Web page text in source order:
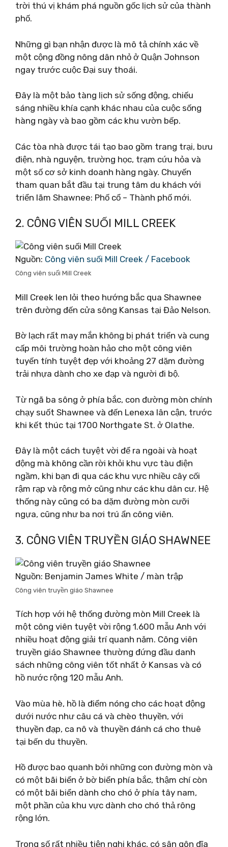
trời thú vị khám phá nguồn gốc lịch sử của thành
phố.
Những gì bạn nhận được là mô tả chính xác về
một cộng đồng nông dân nhỏ ở Quận Johnson
ngay trước cuộc Đại suy thoái.
Đây là một bảo tàng lịch sử sống động, chiếu
sáng nhiều khía cạnh khác nhau của cuộc sống
hàng ngày và bao gồm các khu vườn bếp.
Các tòa nhà được tái tạo bao gồm trang trại, bưu
điện, nhà nguyện, trường học, trạm cứu hỏa và
một số cơ sở kinh doanh hàng ngày. Chuyến
tham quan bắt đầu tại trung tâm du khách với
triển lãm Shawnee: Phố cổ – Thành phố mới.
2. CÔNG VIÊN SUỐI MILL CREEK
Nguồn: Công viên suối Mill Creek / Facebook
Công viên suối Mill Creek
Mill Creek len lỏi theo hướng bắc qua Shawnee
trên đường đến cửa sông Kansas tại Đảo Nelson.
Bờ lạch rất may mắn không bị phát triển và cung
cấp môi trường hoàn hảo cho một công viên
tuyến tính tuyệt đẹp với khoảng 27 dặm đường
trải nhựa dành cho xe đạp và người đi bộ.
Từ ngã ba sông ở phía bắc, con đường mòn chính
chạy suốt Shawnee và đến Lenexa lân cận, trước
khi kết thúc tại 1700 Northgate St. ở Olathe.
Đây là một cách tuyệt vời để ra ngoài và hoạt
động mà không cần rời khỏi khu vực tàu điện
ngầm, khi bạn đi qua các khu vực nhiều cây cối
rậm rạp và rộng mở cũng như các khu dân cư. Hệ
thống này cũng có ba dặm đường mòn cưỡi
ngựa, cũng như ba nơi trú ẩn công viên.
3. CÔNG VIÊN TRUYỀN GIÁO SHAWNEE
Nguồn: Benjamin James White / màn trập
Công viên truyền giáo Shawnee
Tích hợp với hệ thống đường mòn Mill Creek là
một công viên tuyệt vời rộng 1.600 mẫu Anh với
nhiều hoạt động giải trí quanh năm. Công viên
truyền giáo Shawnee thường đứng đầu danh
sách những công viên tốt nhất ở Kansas và có
hồ nước rộng 120 mẫu Anh.
Vào mùa hè, hồ là điểm nóng cho các hoạt động
dưới nước như câu cá và chèo thuyền, với
thuyền đạp, ca nô và thuyền đánh cá cho thuê
tại bến du thuyền.
Hồ được bao quanh bởi những con đường mòn và
có một bãi biển ở bờ biển phía bắc, thậm chí còn
có một bãi biển dành cho chó ở phía tây nam,
một phần của khu vực dành cho chó thả rông
rộng lớn.
Trong số rất nhiều tiện nghi khác, có sân gôn đĩa